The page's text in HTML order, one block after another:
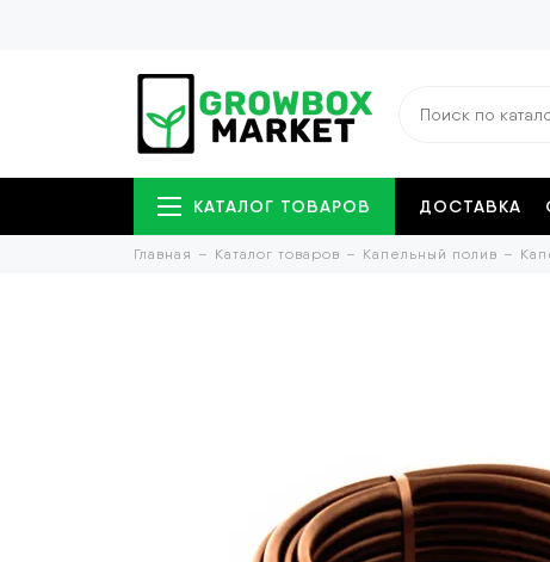
КАТАЛОГ ТОВАРОВ ДОСТАВКА
Главная Каталог товаров Капельный полив